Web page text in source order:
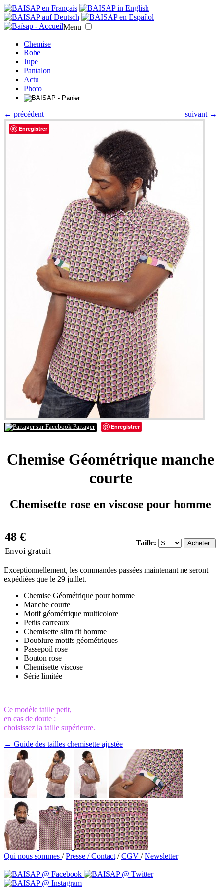
Menu
Chemise
Robe
Jupe
Pantalon
Actu
Photo
suivant →
← précédent
Partager Enregistrer
Chemise Géométrique manche
courte
Chemisette rose en viscose pour homme
48 €
Envoi gratuit
Taille:
Exceptionnellement, les commandes passées maintenant ne seront
expédiées que le 29 juillet.
Chemise Géométrique pour homme
Manche courte
Motif géométrique multicolore
Petits carreaux
Chemisette slim fit homme
Doublure motifs géométriques
Passepoil rose
Bouton rose
Chemisette viscose
Série limitée
Ce modèle taille petit,
en cas de doute :
choisissez la taille supérieure.
→ Guide des tailles chemisette ajustée
Qui nous sommes /Presse /Contact /CGV /Newsletter
Enregistrer